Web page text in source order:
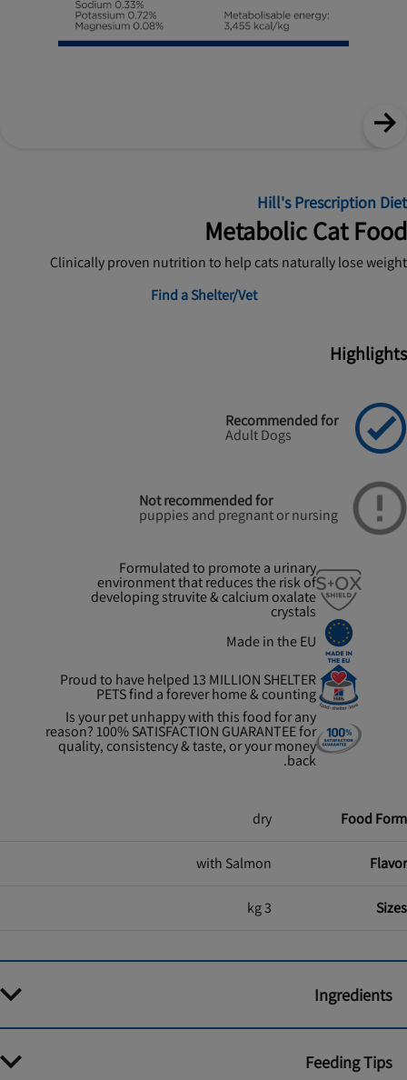
Hill's Prescription Diet
Metabolic Cat Food
Clinically proven nutrition to help cats naturally lose weight
Find a Shelter/Vet
Highlights
Recommended for
Adult Dogs
Not recommended for
puppies and pregnant or nursing
Formulated to promote a urinary
environment that reduces the risk of
developing struvite & calcium oxalate
crystals
Made in the EU
Proud to have helped 13 MILLION SHELTER
PETS find a forever home & counting
Is your pet unhappy with this food for any
reason? 100% SATISFACTION GUARANTEE for
quality, consistency & taste, or your money
back.
Food Form
dry
Flavor
with Salmon
Sizes
3 kg
Ingredients
Feeding Tips